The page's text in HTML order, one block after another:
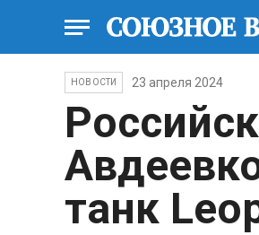
НОВОСТИ 23 апреля 2024
танк